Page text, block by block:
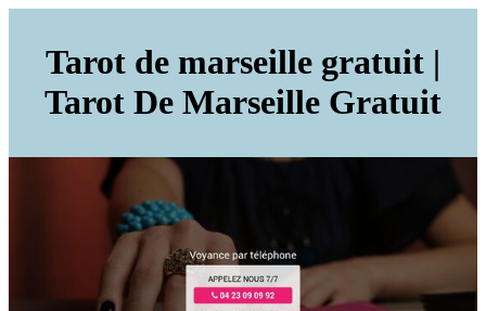
Tarot de marseille gratuit |
Tarot De Marseille Gratuit